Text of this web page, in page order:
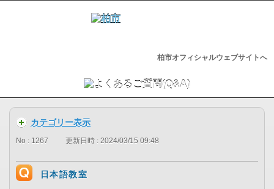
柏市オフィシャルウェブサイトへ
カテゴリー表示
No : 1267 更新日時 : 2024/03/15 09:48
日本語教室